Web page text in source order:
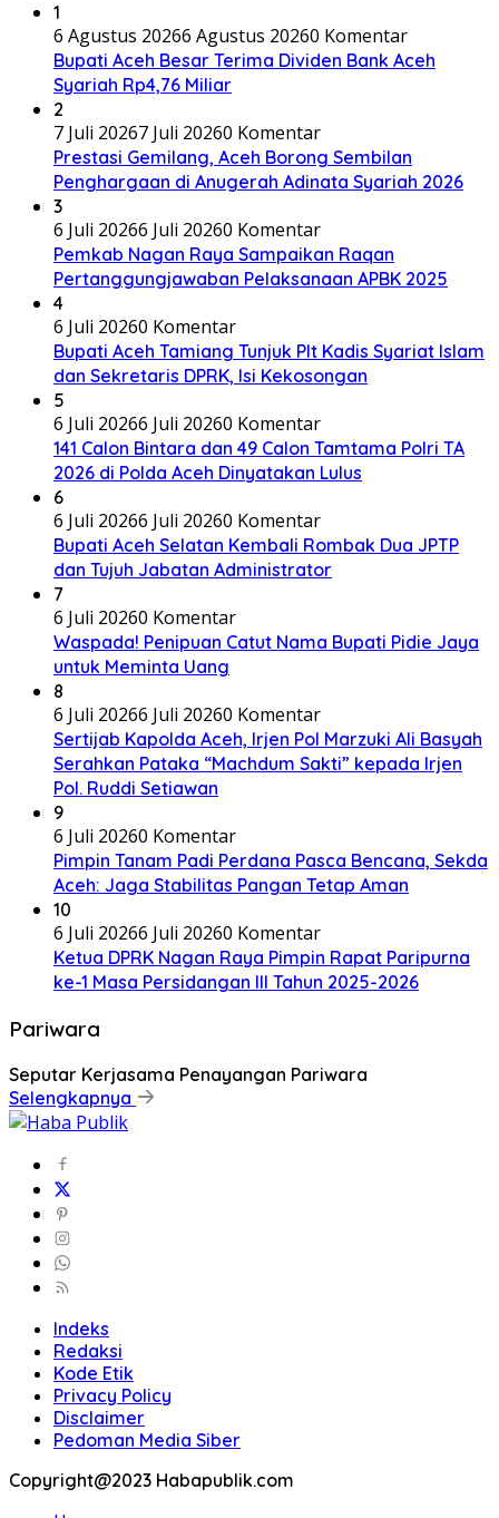
1
6 Agustus 20266 Agustus 20260 Komentar
Bupati Aceh Besar Terima Dividen Bank Aceh
Syariah Rp4,76 Miliar
2
7 Juli 20267 Juli 20260 Komentar
Prestasi Gemilang, Aceh Borong Sembilan
Penghargaan di Anugerah Adinata Syariah 2026
3
6 Juli 20266 Juli 20260 Komentar
Pemkab Nagan Raya Sampaikan Raqan
Pertanggungjawaban Pelaksanaan APBK 2025
4
6 Juli 20260 Komentar
Bupati Aceh Tamiang Tunjuk Plt Kadis Syariat Islam
dan Sekretaris DPRK, Isi Kekosongan
5
6 Juli 20266 Juli 20260 Komentar
141 Calon Bintara dan 49 Calon Tamtama Polri TA
2026 di Polda Aceh Dinyatakan Lulus
6
6 Juli 20266 Juli 20260 Komentar
Bupati Aceh Selatan Kembali Rombak Dua JPTP
dan Tujuh Jabatan Administrator
7
6 Juli 20260 Komentar
Waspada! Penipuan Catut Nama Bupati Pidie Jaya
untuk Meminta Uang
8
6 Juli 20266 Juli 20260 Komentar
Sertijab Kapolda Aceh, Irjen Pol Marzuki Ali Basyah
Serahkan Pataka “Machdum Sakti” kepada Irjen
Pol. Ruddi Setiawan
9
6 Juli 20260 Komentar
Pimpin Tanam Padi Perdana Pasca Bencana, Sekda
Aceh: Jaga Stabilitas Pangan Tetap Aman
10
6 Juli 20266 Juli 20260 Komentar
Ketua DPRK Nagan Raya Pimpin Rapat Paripurna
ke-1 Masa Persidangan III Tahun 2025-2026
Pariwara
Seputar Kerjasama Penayangan Pariwara
Selengkapnya
Indeks
Redaksi
Kode Etik
Privacy Policy
Disclaimer
Pedoman Media Siber
Copyright@2023 Habapublik.com